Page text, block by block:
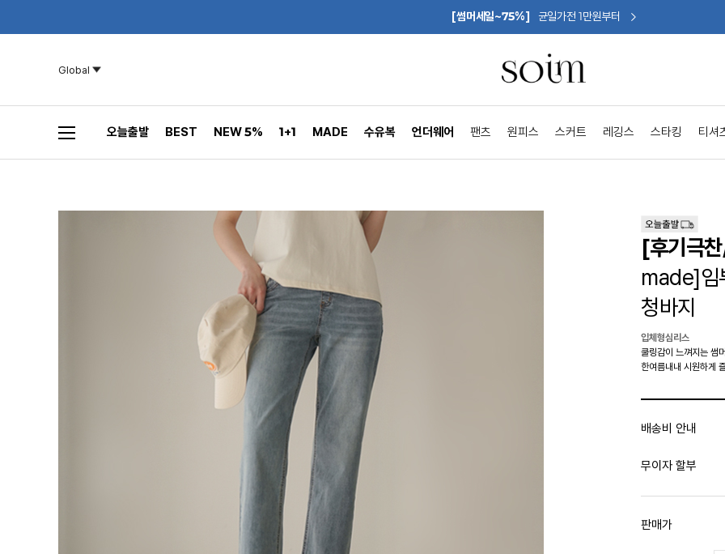
[썸머세일~75%] 균일가전 1만원부터
Global
오늘출발 BEST NEW 5% 1+1 MADE 수유복 언더웨어 팬츠 원피스 스커트 레깅스 스타킹 티셔
[후기극
made]임
청바지
입체형심리스
쿨링감이 느껴지는 썸
한여름내내 시원하게
배송비 안내
무이자 할부
판매가